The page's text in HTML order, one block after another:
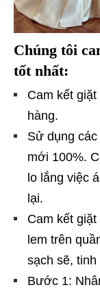
Chúng tôi
tốt nhất:
Cam kết
hàng.
Sử dụng
mới 100%.
lo lắng việc
lại.
Cam kết
lem trên
sạch sẽ,
Bước 1: